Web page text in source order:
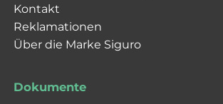
Kontakt
Reklamationen
Über die Marke Siguro
Dokumente